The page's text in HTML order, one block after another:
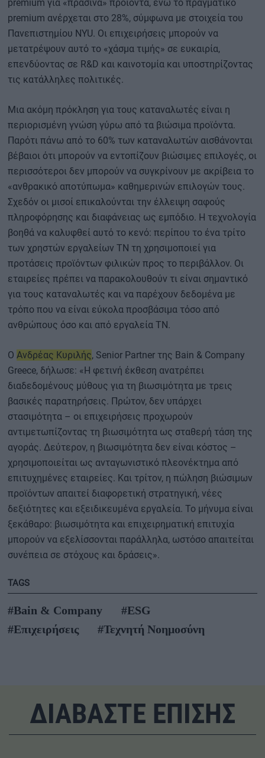
premium για «πράσινα» προϊόντα, ενώ το πραγματικό
premium ανέρχεται στο 28%, σύμφωνα με στοιχεία του
Πανεπιστημίου NYU. Οι επιχειρήσεις μπορούν να
μετατρέψουν αυτό το «χάσμα τιμής» σε ευκαιρία,
επενδύοντας σε R&D και καινοτομία και υποστηρίζοντας
τις κατάλληλες πολιτικές.
Μια ακόμη πρόκληση για τους καταναλωτές είναι η
περιορισμένη γνώση γύρω από τα βιώσιμα προϊόντα.
Παρότι πάνω από το 60% των καταναλωτών αισθάνονται
βέβαιοι ότι μπορούν να εντοπίζουν βιώσιμες επιλογές, οι
περισσότεροι δεν μπορούν να συγκρίνουν με ακρίβεια το
«ανθρακικό αποτύπωμα» καθημερινών επιλογών τους.
Σχεδόν οι μισοί επικαλούνται την έλλειψη σαφούς
πληροφόρησης και διαφάνειας ως εμπόδιο. Η τεχνολογία
βοηθά να καλυφθεί αυτό το κενό: περίπου το ένα τρίτο
των χρηστών εργαλείων ΤΝ τη χρησιμοποιεί για
προτάσεις προϊόντων φιλικών προς το περιβάλλον. Οι
εταιρείες πρέπει να παρακολουθούν τι είναι σημαντικό
για τους καταναλωτές και να παρέχουν δεδομένα με
τρόπο που να είναι εύκολα προσβάσιμα τόσο από
ανθρώπους όσο και από εργαλεία ΤΝ.
Ο Ανδρέας Κυριλής, Senior Partner της Bain & Company
Greece, δήλωσε: «Η φετινή έκθεση ανατρέπει
διαδεδομένους μύθους για τη βιωσιμότητα με τρεις
βασικές παρατηρήσεις. Πρώτον, δεν υπάρχει
στασιμότητα – οι επιχειρήσεις προχωρούν
αντιμετωπίζοντας τη βιωσιμότητα ως σταθερή τάση της
αγοράς. Δεύτερον, η βιωσιμότητα δεν είναι κόστος –
χρησιμοποιείται ως ανταγωνιστικό πλεονέκτημα από
επιτυχημένες εταιρείες. Και τρίτον, η πώληση βιώσιμων
προϊόντων απαιτεί διαφορετική στρατηγική, νέες
δεξιότητες και εξειδικευμένα εργαλεία. Το μήνυμα είναι
ξεκάθαρο: βιωσιμότητα και επιχειρηματική επιτυχία
μπορούν να εξελίσσονται παράλληλα, ωστόσο απαιτείται
συνέπεια σε στόχους και δράσεις».
TAGS
#Bain & Company
#ESG
#Επιχειρήσεις
#Τεχνητή Νοημοσύνη
ΔΙΑΒΑΣΤΕ ΕΠΙΣΗΣ